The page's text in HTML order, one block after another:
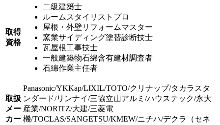
取得
資格
二級建築士
ルームスタイリストプロ
屋根・外壁リフォームマスター
窯業サイディング塗替診断技士
瓦屋根工事技士
一般建築物石綿含有建材調査者
石綿作業主任者
取扱
メー
カー
Panasonic/YKKap/LIXIL/TOTO/クリナップ/タカラスタ
ンダード/リンナイ/三協立山アルミ /ハウステック/永大
産業/NORITZ/大建/三菱電
機/TOCLAS/SANGETSU/KMEW/ニチハ/デクラ（セネ